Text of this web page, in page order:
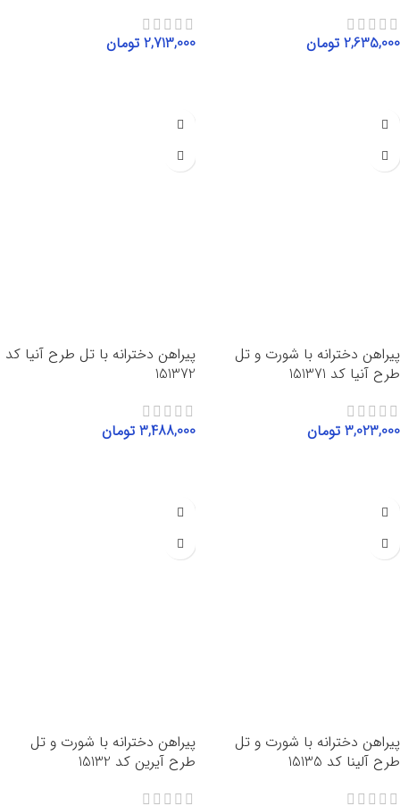
2,635,000 تومان 2,713,000 تومان
پیراهن دخترانه با شورت و تل
طرح آنیا کد 151371
3,023,000 تومان
پیراهن دخترانه با تل طرح آنیا کد
151372
3,488,000 تومان
پیراهن دخترانه با شورت و تل
طرح آلینا کد 15135
پیراهن دخترانه با شورت و تل
طرح آیرین کد 15132